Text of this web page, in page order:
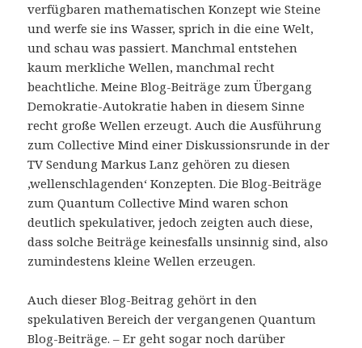
verfügbaren mathematischen Konzept wie Steine
und werfe sie ins Wasser, sprich in die eine Welt,
und schau was passiert. Manchmal entstehen
kaum merkliche Wellen, manchmal recht
beachtliche. Meine Blog-Beiträge zum Übergang
Demokratie-Autokratie haben in diesem Sinne
recht große Wellen erzeugt. Auch die Ausführung
zum Collective Mind einer Diskussionsrunde in der
TV Sendung Markus Lanz gehören zu diesen
‚wellenschlagenden‘ Konzepten. Die Blog-Beiträge
zum Quantum Collective Mind waren schon
deutlich spekulativer, jedoch zeigten auch diese,
dass solche Beiträge keinesfalls unsinnig sind, also
zumindestens kleine Wellen erzeugen.
Auch dieser Blog-Beitrag gehört in den
spekulativen Bereich der vergangenen Quantum
Blog-Beiträge. – Er geht sogar noch darüber